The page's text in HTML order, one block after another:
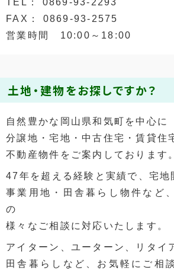
TEL： 0869-93-2293
FAX： 0869-93-2575
営業時間 10:00～18:00
土地・建物をお探しですか？
自然豊かな岡山県和気町を中心に
分譲地・宅地・中古住宅・賃貸住
不動産物件をご案内しております。
47年を超える経験と実績で、宅地
事業用地・田舎暮らし物件など
の
様々なご相談に対応いたします。
アイターン、ユーターン、リタイ
田舎暮らしなど、お気軽にご相